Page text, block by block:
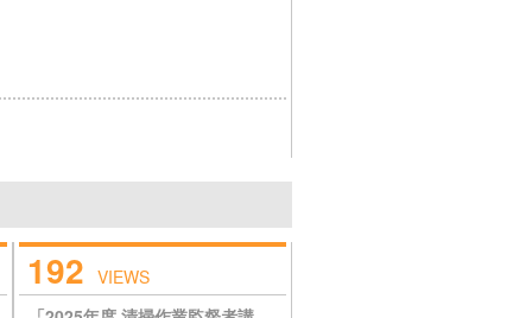
192 VIEWS